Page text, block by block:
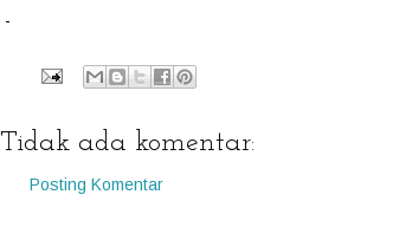
-
Tidak ada komentar:
Posting Komentar